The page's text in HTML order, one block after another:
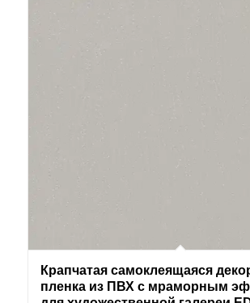
Крапчатая самоклеящаяся
пленка из ПВХ с мраморным